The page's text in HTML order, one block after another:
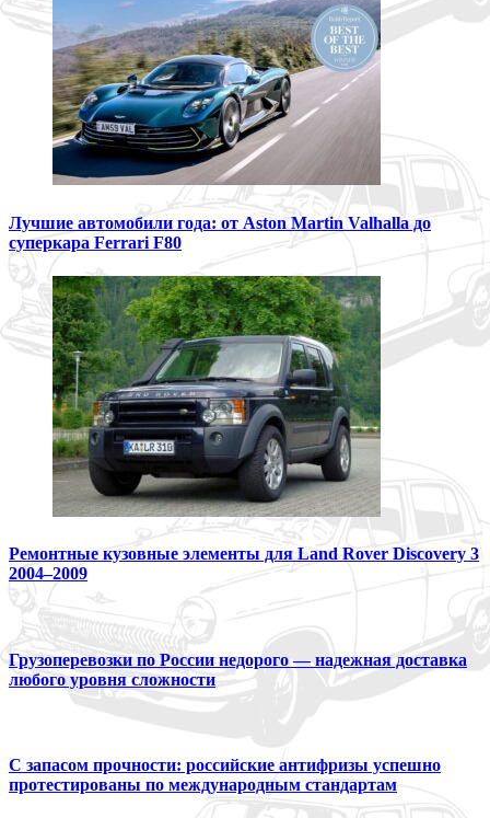
Лучшие автомобили года: от Aston Martin Valhalla до
суперкара Ferrari F80
Ремонтные кузовные элементы для Land Rover Discovery 3
2004–2009
Грузоперевозки по России недорого — надежная доставка
любого уровня сложности
С запасом прочности: российские антифризы успешно
протестированы по международным стандартам